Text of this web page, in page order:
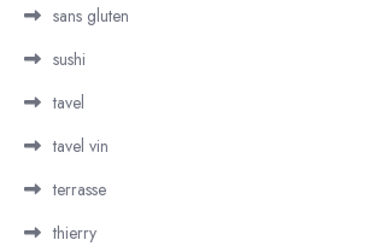
sans gluten
sushi
tavel
tavel vin
terrasse
thierry